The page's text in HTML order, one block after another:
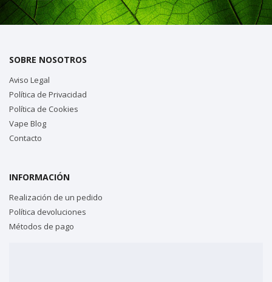
SOBRE NOSOTROS
Aviso Legal
Política de Privacidad
Política de Cookies
Vape Blog
Contacto
INFORMACIÓN
Realización de un pedido
Política devoluciones
Métodos de pago